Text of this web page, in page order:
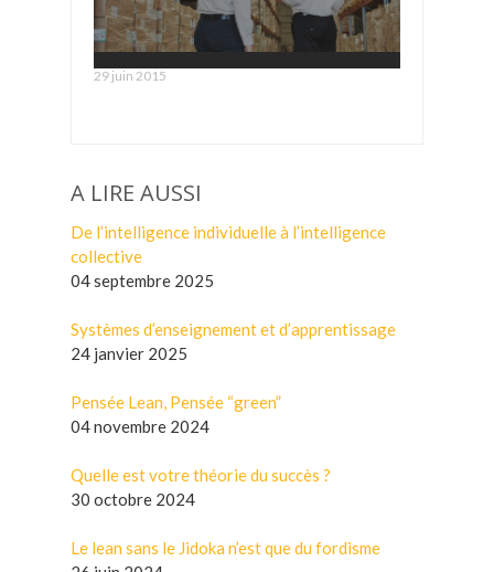
Le Management rechigne à aller sur le
gemba
29 juin 2015
A LIRE AUSSI
De l’intelligence individuelle à l’intelligence
collective
04 septembre 2025
Systèmes d’enseignement et d’apprentissage
24 janvier 2025
Pensée Lean, Pensée “green”
04 novembre 2024
Quelle est votre théorie du succès ?
30 octobre 2024
Le lean sans le Jidoka n’est que du fordisme